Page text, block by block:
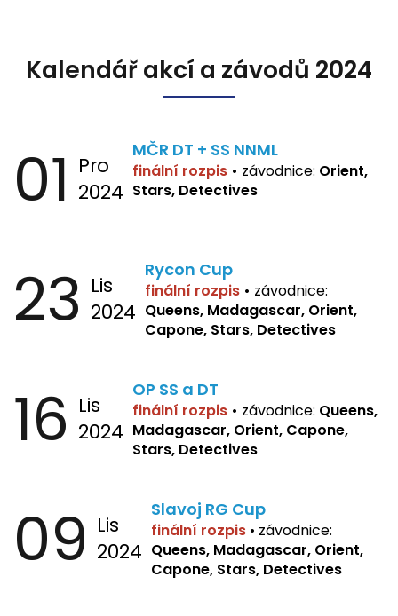
Kalendář akcí a závodů 2024
01 Pro
2024
MČR DT + SS NNML
finální rozpis • závodnice: Orient,
Stars, Detectives
23 Lis
2024
Rycon Cup
finální rozpis • závodnice:
Queens, Madagascar, Orient,
Capone, Stars, Detectives
16 Lis
2024
OP SS a DT
finální rozpis • závodnice: Queens,
Madagascar, Orient, Capone,
Stars, Detectives
09 Lis
2024
Slavoj RG Cup
finální rozpis • závodnice:
Queens, Madagascar, Orient,
Capone, Stars, Detectives